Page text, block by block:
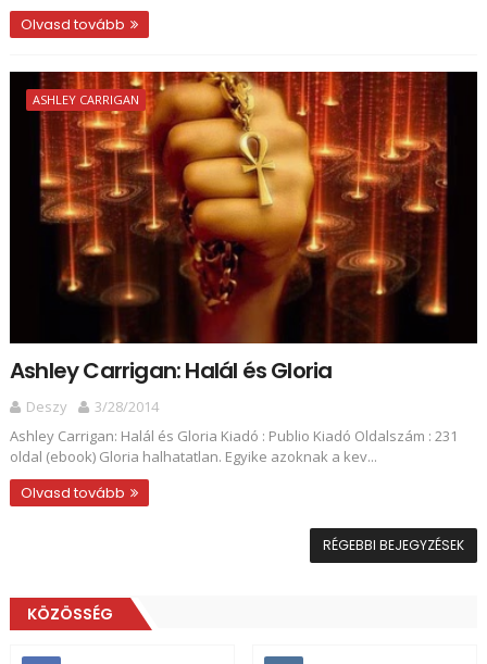
Olvasd tovább
ASHLEY CARRIGAN
Ashley Carrigan: Halál és Gloria
Deszy
3/28/2014
Ashley Carrigan: Halál és Gloria Kiadó : Publio Kiadó Oldalszám : 231
oldal (ebook) Gloria halhatatlan. Egyike azoknak a kev...
Olvasd tovább
RÉGEBBI BEJEGYZÉSEK
KÖZÖSSÉG